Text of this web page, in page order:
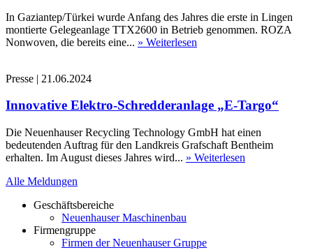
In Gaziantep/Türkei wurde Anfang des Jahres die erste in Lingen
montierte Gelegeanlage TTX2600 in Betrieb genommen. ROZA
Nonwoven, die bereits eine... » Weiterlesen
Presse | 21.06.2024
Innovative Elektro-Schredderanlage „E-Targo“
Die Neuenhauser Recycling Technology GmbH hat einen
bedeutenden Auftrag für den Landkreis Grafschaft Bentheim
erhalten. Im August dieses Jahres wird... » Weiterlesen
Alle Meldungen
Geschäftsbereiche
Neuenhauser Maschinenbau
Firmengruppe
Firmen der Neuenhauser Gruppe